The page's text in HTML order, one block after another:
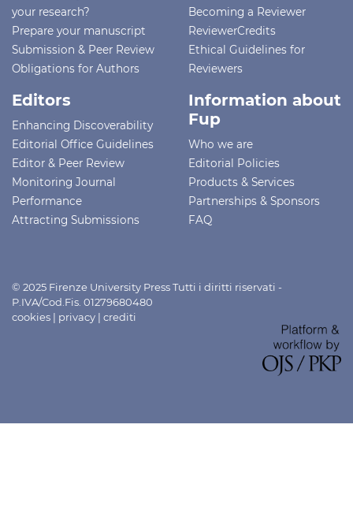
your research?
Prepare your manuscript
Submission & Peer Review
Obligations for Authors
Becoming a Reviewer
ReviewerCredits
Ethical Guidelines for
Reviewers
Editors
Enhancing Discoverability
Editorial Office Guidelines
Editor & Peer Review
Monitoring Journal
Performance
Attracting Submissions
Information about
Fup
Who we are
Editorial Policies
Products & Services
Partnerships & Sponsors
FAQ
© 2025 Firenze University Press Tutti i diritti riservati -
P.IVA/Cod.Fis. 01279680480
cookies | privacy | crediti